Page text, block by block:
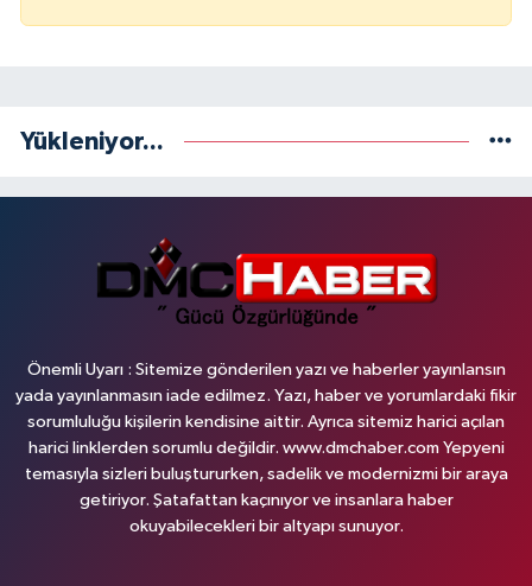
Yükleniyor...
Önemli Uyarı : Sitemize gönderilen yazı ve haberler yayınlansın
yada yayınlanmasın iade edilmez. Yazı, haber ve yorumlardaki fikir
sorumluluğu kişilerin kendisine aittir. Ayrıca sitemiz harici açılan
harici linklerden sorumlu değildir. www.dmchaber.com Yepyeni
temasıyla sizleri buluştururken, sadelik ve modernizmi bir araya
getiriyor. Şatafattan kaçınıyor ve insanlara haber
okuyabilecekleri bir altyapı sunuyor.